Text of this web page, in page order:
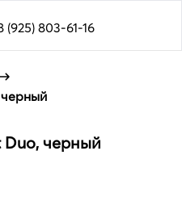
(925) 803-61-16
Duo, черный